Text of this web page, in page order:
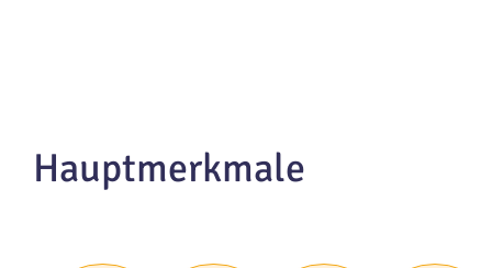
Hauptmerkmale